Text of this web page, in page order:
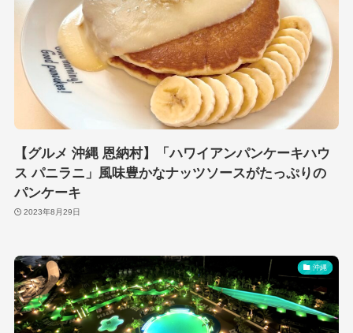
【グルメ 沖縄 恩納村】「ハワイアンパンケーキハウ
ス パニラニ」風味豊かなナッツソースがたっぷりの
パンケーキ
2023年8月29日
沖縄